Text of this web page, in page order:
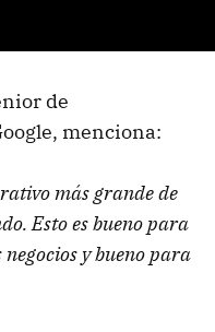
de
menciona:
más grande de
Esto es bueno para
y bueno para